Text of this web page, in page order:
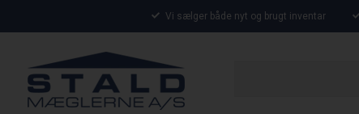
Vi sælger både nyt og brugt inventar